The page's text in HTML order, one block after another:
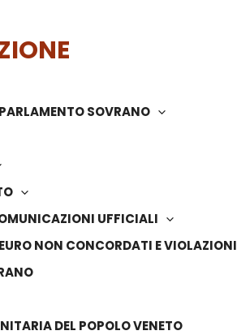
PARLAMENTO SOVRANO
UFFICIALI
NON CONCORDATI E VIOLAZIONI
DEL POPOLO VENETO